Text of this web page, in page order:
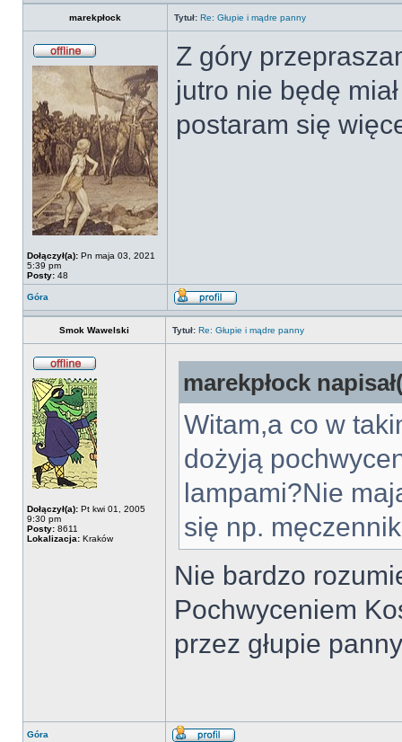
marekpłock Tytuł: Re: Głupie i mądre panny
Dołączył(a): Pn maja 03, 2021
5:39 pm
Posty: 48
Z góry
jutro nie będę
postaram się
Góra
Smok Wawelski Tytuł: Re: Głupie i mądre panny
Dołączył(a): Pt kwi 01, 2005
9:30 pm
Posty: 8611
Lokalizacja: Kraków
marekpłock
Witam,a co w
dożyją
lampami?Nie
się np.
Nie bardzo
Pochwyceniem
przez głupie
Góra